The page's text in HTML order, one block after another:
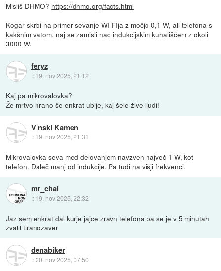
Misliš DHMO? https://dhmo.org/facts.html
Kogar skrbi na primer sevanje WI-FIja z močjo 0,1 W, ali telefona s
kakšnim vatom, naj se zamisli nad indukcijskim kuhališčem z okoli
3000 W.
feryz
:: 19. nov 2025, 21:12
Kaj pa mikrovalovka?
Že mrtvo hrano še enkrat ubije, kaj šele žive ljudi!
Vinski Kamen
:: 19. nov 2025, 21:31
Mikrovalovka seva med delovanjem navzven največ 1 W, kot
telefon. Daleč manj od indukcije. Pa tudi na višji frekvenci.
mr_chai
:: 19. nov 2025, 22:32
Jaz sem enkrat dal kurje jajce zravn telefona pa se je v 5 minutah
zvalil tiranozaver
denabiker
::20. nov 2025, 07:50